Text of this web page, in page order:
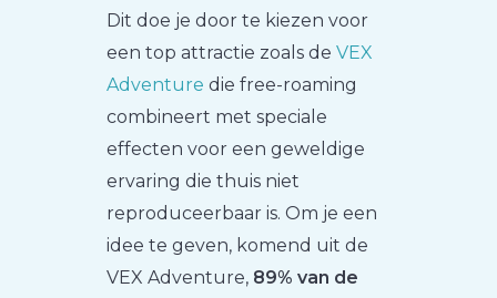
Dit doe je door te kiezen voor
een top attractie zoals deVEX
Adventure die free-roaming
combineert met speciale
effecten voor een geweldige
ervaring die thuis niet
reproduceerbaar is. Om je een
idee te geven, komend uit de
VEX Adventure, 89% van de